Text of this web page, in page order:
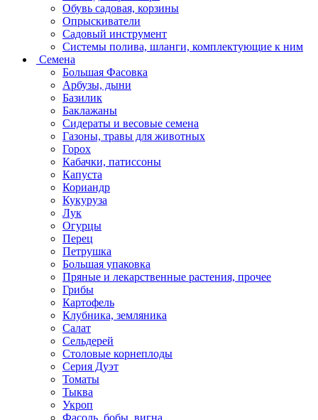
Обувь садовая, корзины
Опрыскиватели
Садовый инструмент
Системы полива, шланги, комплектующие к ним
Семена
Большая Фасовка
Арбузы, дыни
Базилик
Баклажаны
Сидераты и весовые семена
Газоны, травы для животных
Горох
Кабачки, патиссоны
Капуста
Кориандр
Кукуруза
Лук
Огурцы
Перец
Петрушка
Большая упаковка
Пряные и лекарственные растения, прочее
Грибы
Картофель
Клубника, земляника
Салат
Сельдерей
Столовые корнеплоды
Серия Дуэт
Томаты
Тыква
Укроп
Фасоль, бобы, вигна